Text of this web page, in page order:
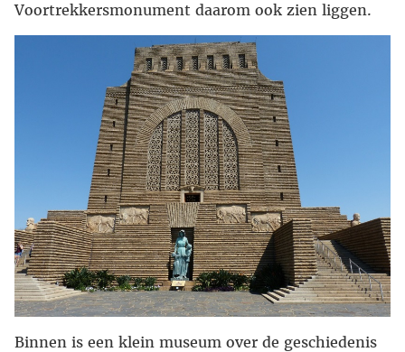
Voortrekkersmonument daarom ook zien liggen.
Binnen is een klein museum over de geschiedenis